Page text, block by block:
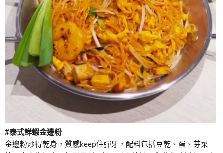
#泰式鮮蝦金邊粉
金邊粉炒得乾身，質感keep住彈牙，配料包括豆乾、蛋、芽菜